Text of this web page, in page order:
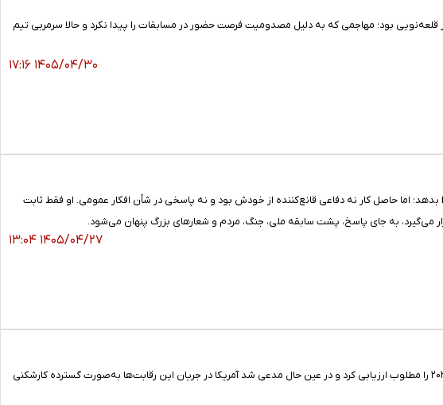
جام جهانی ۲۰۲۶ یکی از تصمیم‌های متفاوت امیر قلعه‌نویی بود؛ مهاجمی که به دلیل مصدومیت فرصت حضور در مسابقات را پیدا نکرد و حالا سرمربی تیم
۱۴۰۵/۰۴/۳۰ ۱۷:۱۶
بدهد؛ اما حاصل کار نه دفاعی قانع‌کننده از خودش بود و نه پاسخی در شأن افکار عمومی. او فقط ثابت
به جای پاسخ، پشت سابقه ملی، جنگ، مردم و شعارهای بزرگ پنهان می‌شود.
۱۴۰۵/۰۴/۲۷ ۱۳:۰۴
رئیس فدراسیون فوتبال پس از پایان جلسه با وزیر ورزش، عملکرد تیم ملی ایران در جام جهانی ۲۰۲۶ را مطلوب ارزیابی کرد و در عین حال مدعی شد آمریکا در جریان این رقابت‌ها به‌صورت گسترده کارشکنی